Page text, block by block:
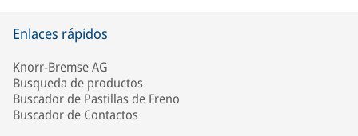
Enlaces rápidos
Knorr-Bremse AG
Busqueda de productos
Buscador de Pastillas de Freno
Buscador de Contactos